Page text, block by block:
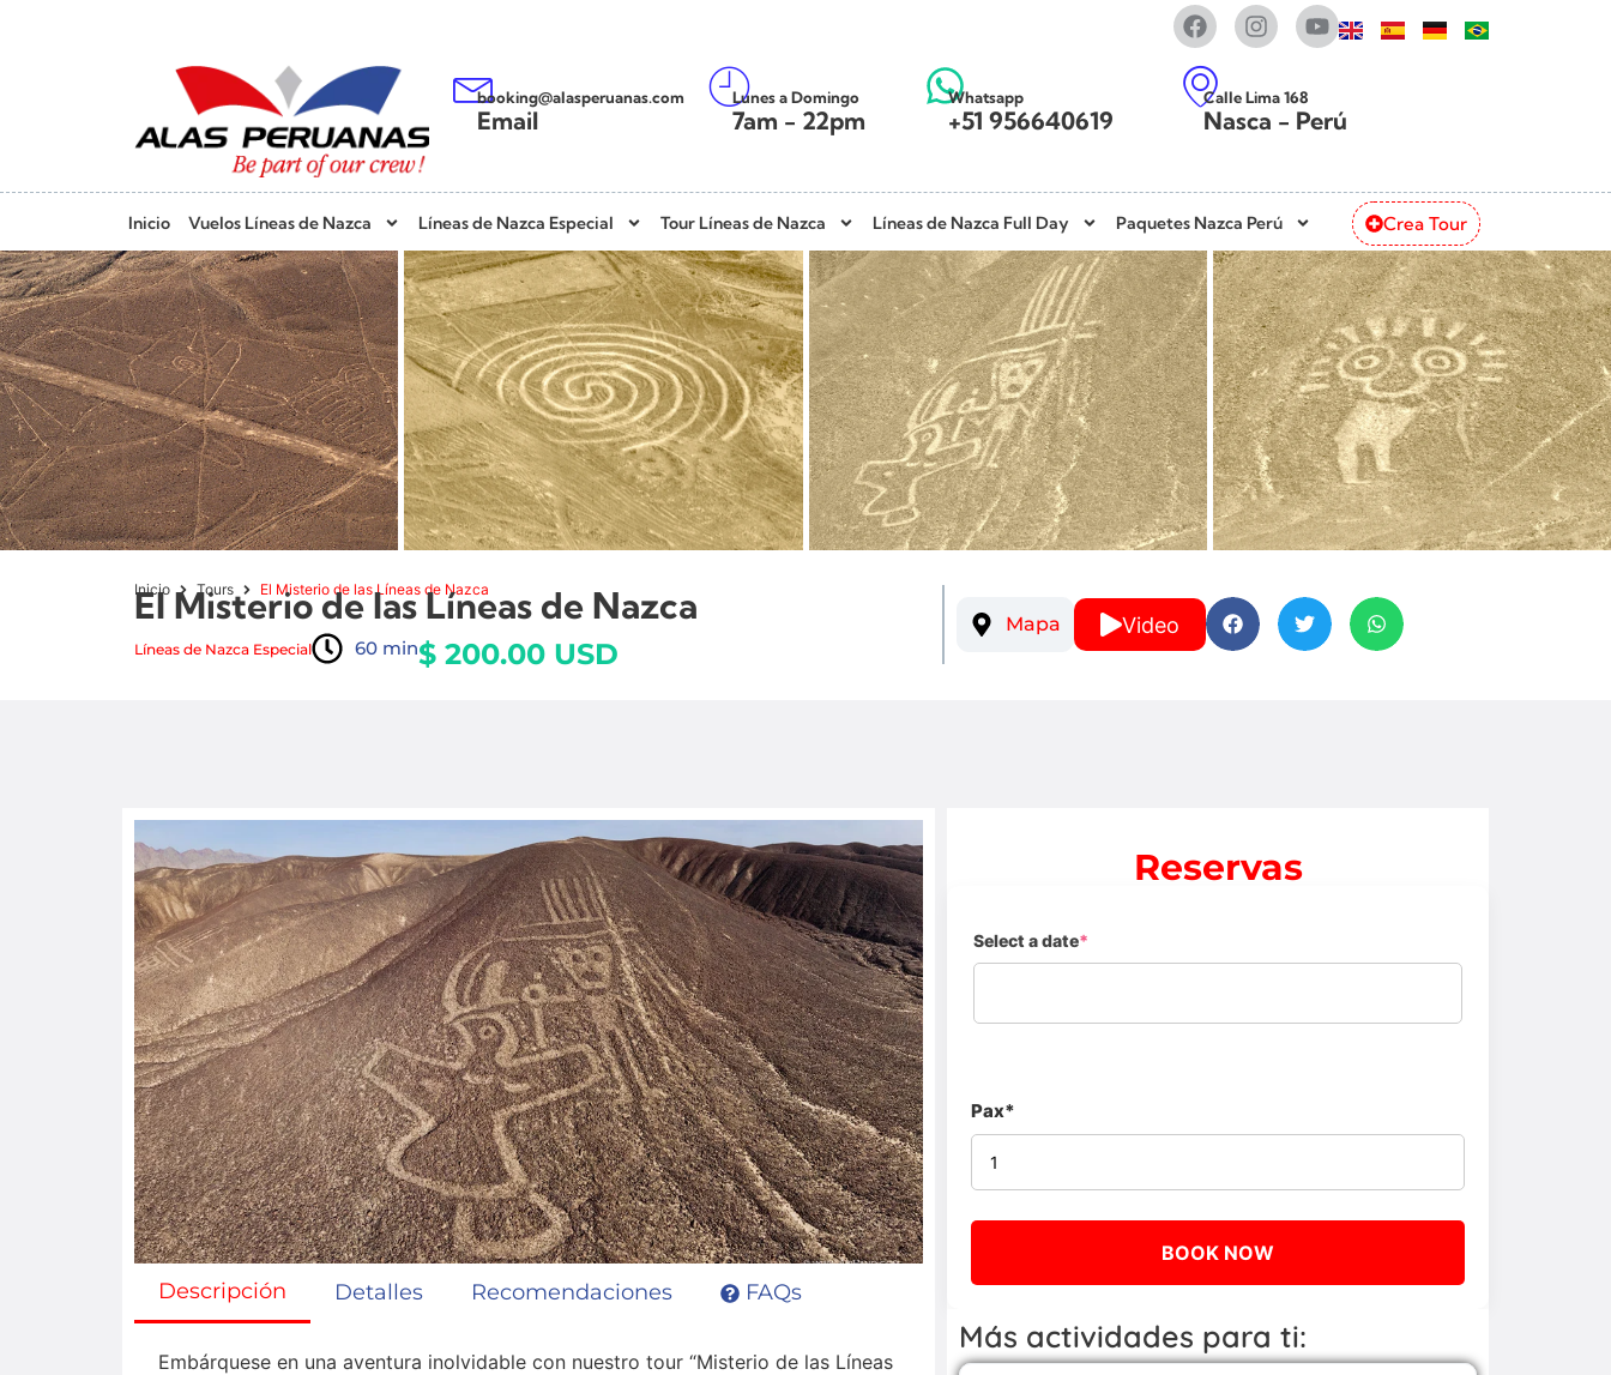
booking@alasperuanas.com
Email
Lunes a Domingo
7am - 22pm
Whatsapp
+51 956640619
Calle Lima 168
Nasca - Perú
Inicio Vuelos Líneas de Nazca Líneas de Nazca Especial Tour Líneas de Nazca Líneas de Nazca Full Day Paquetes Nazca Perú Crea Tour
Inicio Tours El Misterio de las Líneas de Nazca
El Misterio de las Líneas de Nazca
Líneas de Nazca Especial 60 min$ 200.00 USD
Mapa Video
Descripción Detalles Recomendaciones FAQs
Embárquese en una aventura inolvidable con nuestro tour “Misterio de las Líneas
Reservas
Select a date*
BOOK NOW
Más actividades para ti: